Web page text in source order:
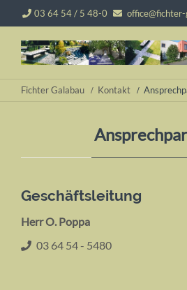
03 64 54 / 5 48-0
Fichter Galabau Kontakt
Geschäftsleitung
Herr O. Poppa
03 64 54 - 5480